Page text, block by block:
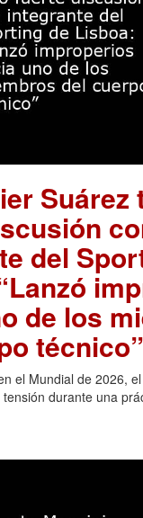
Suárez
del
de los
técnico”
el Mundial de 2026,
durante una